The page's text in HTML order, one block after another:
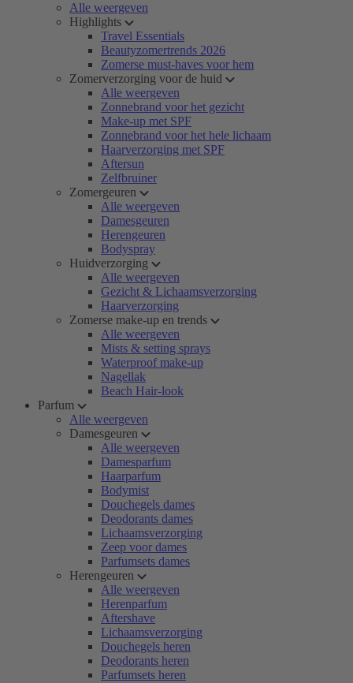
Alle weergeven
Highlights
Travel Essentials
Beautyzomertrends 2026
Zomerse must-haves voor hem
Zomerverzorging voor de huid
Alle weergeven
Zonnebrand voor het gezicht
Make-up met SPF
Zonnebrand voor het hele lichaam
Haarverzorging met SPF
Aftersun
Zelfbruiner
Zomergeuren
Alle weergeven
Damesgeuren
Herengeuren
Bodyspray
Huidverzorging
Alle weergeven
Gezicht & Lichaamsverzorging
Haarverzorging
Zomerse make-up en trends
Alle weergeven
Mists & setting sprays
Waterproof make-up
Nagellak
Beach Hair-look
Parfum
Alle weergeven
Damesgeuren
Alle weergeven
Damesparfum
Haarparfum
Bodymist
Douchegels dames
Deodorants dames
Lichaamsverzorging
Zeep voor dames
Parfumsets dames
Herengeuren
Alle weergeven
Herenparfum
Aftershave
Lichaamsverzorging
Douchegels heren
Deodorants heren
Parfumsets heren